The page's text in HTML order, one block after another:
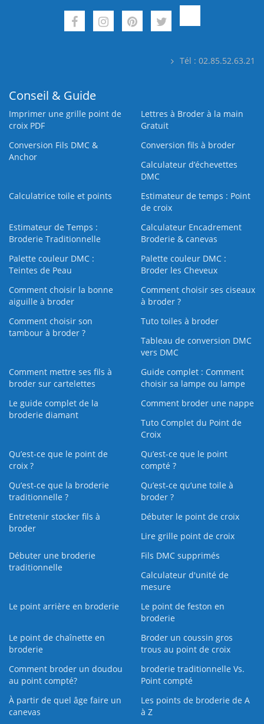
Tél : 02.85.52.63.21
Conseil & Guide
Imprimer une grille point de
croix PDF
Lettres à Broder à la main
Gratuit
Conversion Fils DMC &
Anchor
Conversion fils à broder
Calculateur d’échevettes
DMC
Calculatrice toile et points
Estimateur de temps : Point
de croix
Estimateur de Temps :
Broderie Traditionnelle
Calculateur Encadrement
Broderie & canevas
Palette couleur DMC :
Teintes de Peau
Palette couleur DMC :
Broder les Cheveux
Comment choisir la bonne
aiguille à broder
Comment choisir ses ciseaux
à broder ?
Comment choisir son
tambour à broder ?
Tuto toiles à broder
Tableau de conversion DMC
vers DMC
Comment mettre ses fils à
broder sur cartelettes
Guide complet : Comment
choisir sa lampe ou lampe
Le guide complet de la
broderie diamant
Comment broder une nappe
Tuto Complet du Point de
Croix
Qu’est-ce que le point de
croix ?
Qu’est-ce que le point
compté ?
Qu’est-ce que la broderie
traditionnelle ?
Qu’est‑ce qu’une toile à
broder ?
Entretenir stocker fils à
broder
Débuter le point de croix
Lire grille point de croix
Débuter une broderie
traditionnelle
Fils DMC supprimés
Calculateur d'unité de
mesure
Le point arrière en broderie
Le point de feston en
broderie
Le point de chaînette en
broderie
Broder un coussin gros
trous au point de croix
Comment broder un doudou
au point compté?
broderie traditionnelle Vs.
Point compté
À partir de quel âge faire un
canevas
Les points de broderie de A
à Z